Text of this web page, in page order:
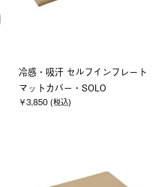
冷感・吸汗 セルフインフレート
マットカバー・SOLO
￥3,850 (税込)